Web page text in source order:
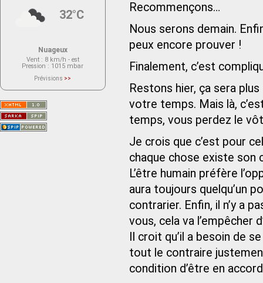
Recommençons…
Nous serons demain.
peux encore prouver !
Finalement, c’est
Restons hier, ça sera
votre temps. Mais là,
temps, vous perdez le
Je crois que c’est pour
chaque chose existe son
L’être humain préfère
aura toujours quelqu’un
contrarier. Enfin, il n’y a
vous, cela va l’empêcher
Il croit qu’il a besoin de
tout le contraire
condition d’être en
32°C
Nuageux
Vent : 8 km/h - est
Pression : 1015 mbar
Prévisions >>
actuellement aucune prévision
Saint-Nom.
Veuillez consulter le message du
service ci-dessous.
(401 - Invalid API key. Please see
https://openweathermap.org/faq#error401